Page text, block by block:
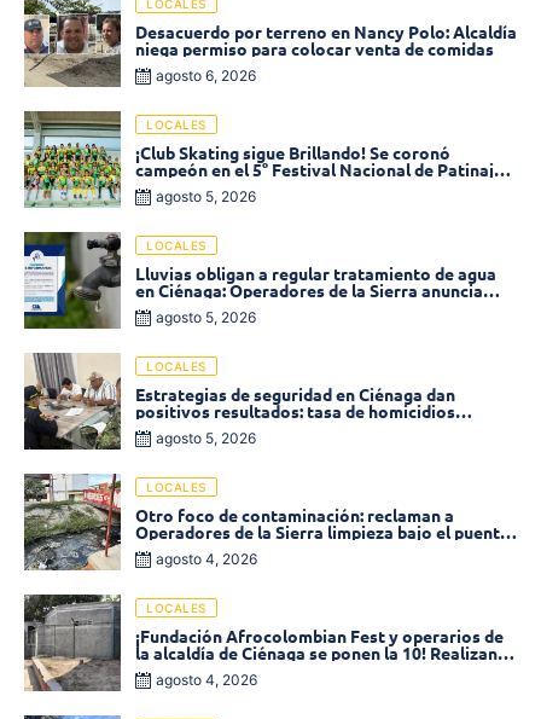
LOCALES
Desacuerdo por terreno en Nancy Polo: Alcaldía
niega permiso para colocar venta de comidas
agosto 6, 2026
LOCALES
¡Club Skating sigue Brillando! Se coronó
campeón en el 5° Festival Nacional de Patinaje
«Soledad sobre Ruedas»
agosto 5, 2026
LOCALES
Lluvias obligan a regular tratamiento de agua
en Ciénaga: Operadores de la Sierra anuncia
baja presión en varios sectores
agosto 5, 2026
LOCALES
Estrategias de seguridad en Ciénaga dan
positivos resultados: tasa de homicidios
disminuyó un 58% en 2026
agosto 5, 2026
LOCALES
Otro foco de contaminación: reclaman a
Operadores de la Sierra limpieza bajo el puente
de la calle 19 con carrera 11
agosto 4, 2026
LOCALES
¡Fundación Afrocolombian Fest y operarios de
la alcaldía de Ciénaga se ponen la 10! Realizan
limpieza de la parte posterior del Coliseo
Monumental
agosto 4, 2026